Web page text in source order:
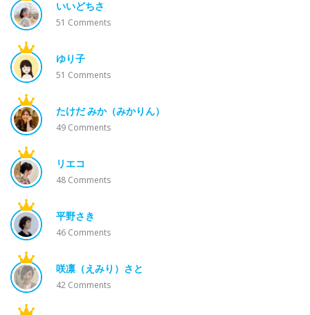
いいどちさ
51 Comments
ゆり子
51 Comments
たけだ みか（みかりん）
49 Comments
リエコ
48 Comments
平野さき
46 Comments
咲凛（えみり）さと
42 Comments